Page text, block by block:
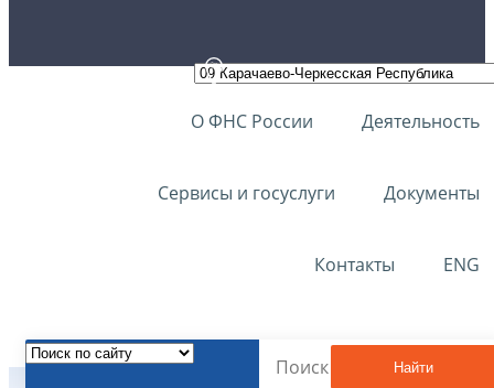
О ФНС России Деятельность
Сервисы и госуслуги Документы
Контакты ENG
Найти